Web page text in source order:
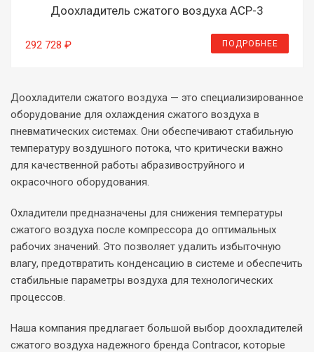
Доохладитель сжатого воздуха ACP-3
292 728 ₽ ПОДРОБНЕЕ
Доохладители сжатого воздуха — это специализированное
оборудование для охлаждения сжатого воздуха в
пневматических системах. Они обеспечивают стабильную
температуру воздушного потока, что критически важно
для качественной работы абразивоструйного и
окрасочного оборудования.
Охладители предназначены для снижения температуры
сжатого воздуха после компрессора до оптимальных
рабочих значений. Это позволяет удалить избыточную
влагу, предотвратить конденсацию в системе и обеспечить
стабильные параметры воздуха для технологических
процессов.
Наша компания предлагает большой выбор доохладителей
сжатого воздуха надежного бренда Contracor, которые